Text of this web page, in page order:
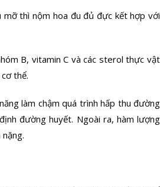
thì nộm hoa đu đủ đực kết hợp với
B, vitamin C và các sterol thực vật
thể.
làm chậm quá trình hấp thu đường
đường huyết. Ngoài ra, hàm lượng